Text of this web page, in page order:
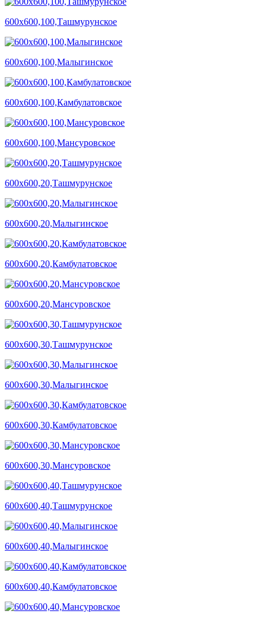
600х600,100,Ташмурунское
600х600,100,Малыгинское
600х600,100,Камбулатовское
600х600,100,Мансуровское
600х600,20,Ташмурунское
600х600,20,Малыгинское
600х600,20,Камбулатовское
600х600,20,Мансуровское
600х600,30,Ташмурунское
600х600,30,Малыгинское
600х600,30,Камбулатовское
600х600,30,Мансуровское
600х600,40,Ташмурунское
600х600,40,Малыгинское
600х600,40,Камбулатовское